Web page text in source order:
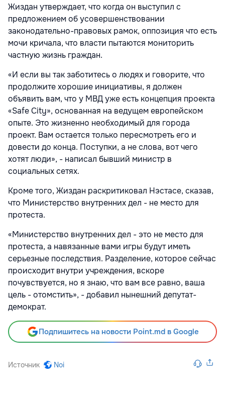
Жиздан утверждает, что когда он выступил с
предложением об усовершенствовании
законодательно-правовых рамок, оппозиция что есть
мочи кричала, что власти пытаются мониторить
частную жизнь граждан.
«И если вы так заботитесь о людях и говорите, что
продолжите хорошие инициативы, я должен
объявить вам, что у МВД уже есть концепция проекта
«Safe City», основанная на ведущем европейском
опыте. Это жизненно необходимый для города
проект. Вам остается только пересмотреть его и
довести до конца. Поступки, а не слова, вот чего
хотят люди», - написал бывший министр в
социальных сетях.
Кроме того, Жиздан раскритиковал Нэстасе, сказав,
что Министерство внутренних дел - не место для
протеста.
«Министерство внутренних дел - это не место для
протеста, а навязанные вами игры будут иметь
серьезные последствия. Разделение, которое сейчас
происходит внутри учреждения, вскоре
почувствуется, но я знаю, что вам все равно, ваша
цель - отомстить», - добавил нынешний депутат-
демократ.
Подпишитесь на новости Point.md в Google
Источник Noi